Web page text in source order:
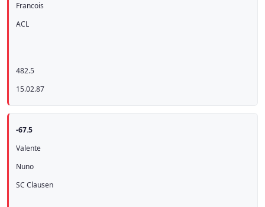
Francois
ACL
482.5
15.02.87
-67.5
Valente
Nuno
SC Clausen